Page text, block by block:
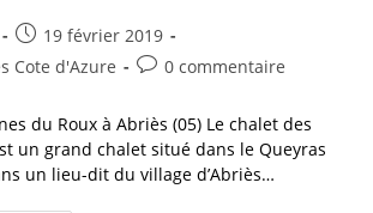
19 février 2019
Cote d'Azure
0 commentaire
du Roux à Abriès (05) Le chalet des
un grand chalet situé dans le Queyras
un lieu-dit du village d’Abriès…